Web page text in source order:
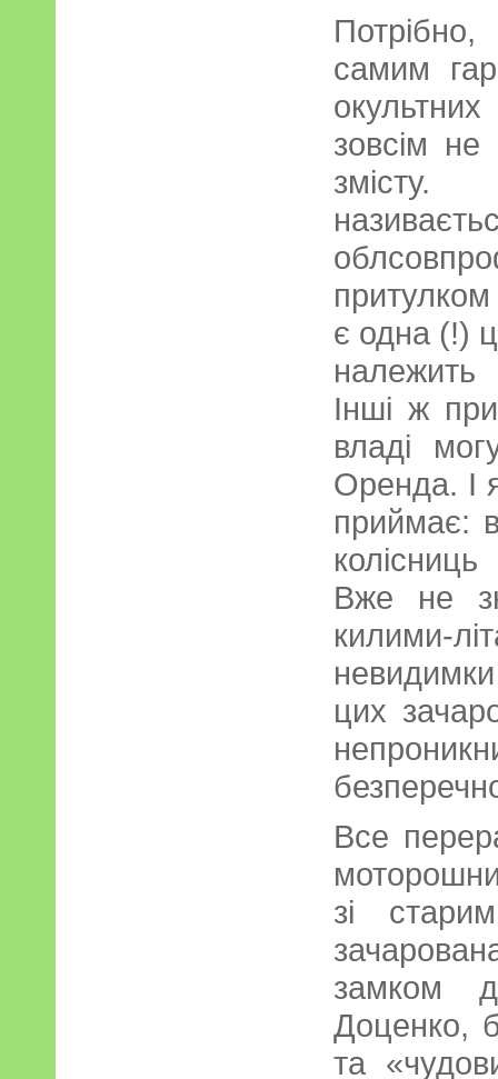
самим
зовсім не
є одна (!)
належить
Інші ж
владі
Оренда. І
приймає:
Вже не
цих
Все
зі
замком
Доценко,
та